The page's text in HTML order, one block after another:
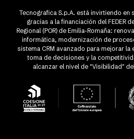
Tecnografica S.p.A. está invirtiendo
gracias a la financiación del FEDER
Regional (POR) de Emilia-Romaña:
informática, modernización de
sistema CRM avanzado para mejorar la
toma de decisiones y la
alcanzar el nivel de "Visibilidad"